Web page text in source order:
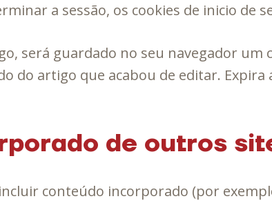
a sessão, os cookies de inicio de
será guardado no seu navegador um
do artigo que acabou de editar. Expira
de outros
conteúdo incorporado (por